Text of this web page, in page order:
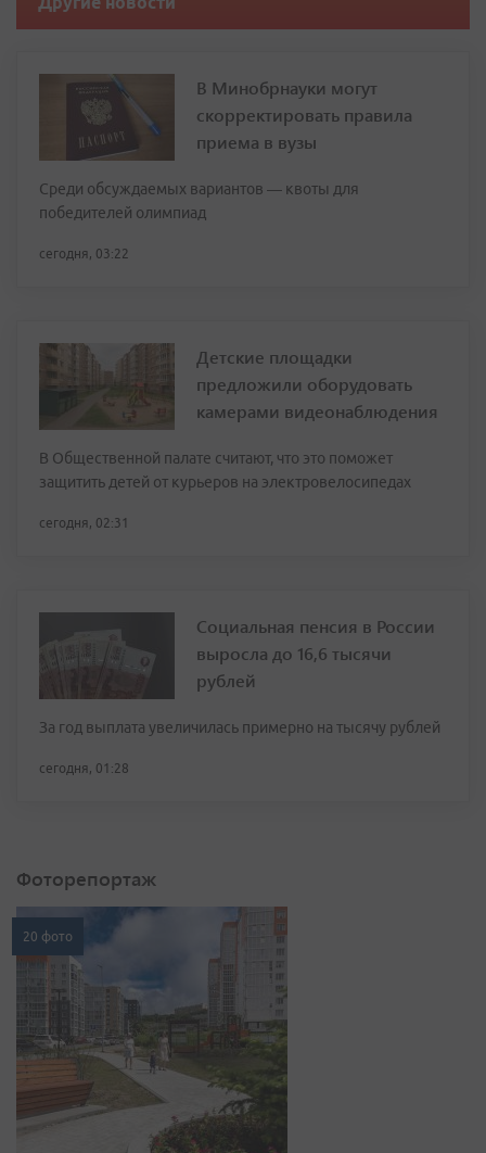
В Минобрнауки могут
скорректировать правила
приема в вузы
Среди обсуждаемых вариантов — квоты для
победителей олимпиад
сегодня, 03:22
Детские площадки
предложили оборудовать
камерами видеонаблюдения
В Общественной палате считают, что это поможет
защитить детей от курьеров на электровелосипедах
сегодня, 02:31
Социальная пенсия в России
выросла до 16,6 тысячи
рублей
За год выплата увеличилась примерно на тысячу рублей
сегодня, 01:28
Фоторепортаж
20 фото